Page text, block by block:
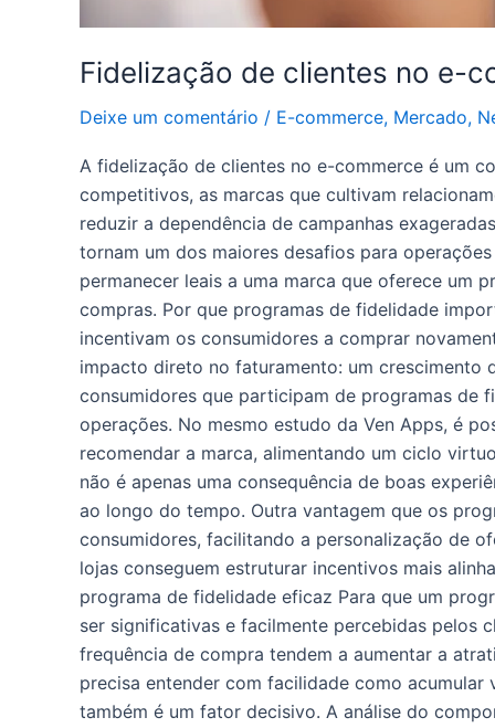
Fidelização de clientes no e-
Deixe um comentário / E-commerce, Mercado,
A fidelização de clientes no e-commerce é um
competitivos, as marcas que cultivam
reduzir a dependência de campanhas
tornam um dos maiores desafios para
permanecer leais a uma marca que oferece um
compras. Por que programas de fidelidade
incentivam os consumidores a comprar
impacto direto no faturamento: um crescimento
consumidores que participam de programas de
operações. No mesmo estudo da Ven Apps, é
recomendar a marca, alimentando um ciclo
não é apenas uma consequência de boas
ao longo do tempo. Outra vantagem que os
consumidores, facilitando a personalização de
lojas conseguem estruturar incentivos mais
programa de fidelidade eficaz Para que um
ser significativas e facilmente percebidas pelos
frequência de compra tendem a aumentar a
precisa entender com facilidade como
também é um fator decisivo. A análise do